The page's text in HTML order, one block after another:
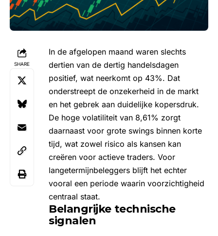
SHARE
In de afgelopen maand waren slechts
dertien van de dertig handelsdagen
positief, wat neerkomt op 43%. Dat
onderstreept de onzekerheid in de markt
en het gebrek aan duidelijke kopersdruk.
De hoge volatiliteit van 8,61% zorgt
daarnaast voor grote swings binnen korte
tijd, wat zowel risico als kansen kan
creëren voor actieve traders. Voor
langetermijnbeleggers blijft het echter
vooral een periode waarin voorzichtigheid
centraal staat.
Belangrijke technische
signalen